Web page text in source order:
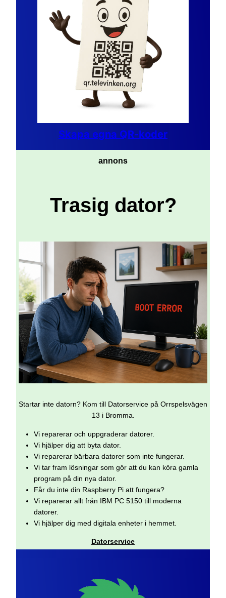
Skapa egna QR-koder
annons
Trasig dator?
Startar inte datorn? Kom till Datorservice på Orrspelsvägen
13 i Bromma.
Vi reparerar och uppgraderar datorer.
Vi hjälper dig att byta dator.
Vi reparerar bärbara datorer som inte fungerar.
Vi tar fram lösningar som gör att du kan köra gamla
program på din nya dator.
Får du inte din Raspberry Pi att fungera?
Vi reparerar allt från IBM PC 5150 till moderna
datorer.
Vi hjälper dig med digitala enheter i hemmet.
Datorservice